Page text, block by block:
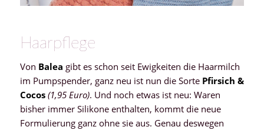
Haarpflege
Von Balea gibt es schon seit Ewigkeiten die Haarmilch
im Pumpspender, ganz neu ist nun die SortePfirsich &
Cocos (1,95 Euro). Und noch etwas ist neu: Waren
bisher immer Silikone enthalten, kommt die neue
Formulierung ganz ohne sie aus. Genau deswegen